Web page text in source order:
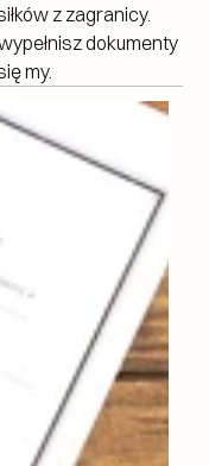
z zagranicy.
dokumenty
my.